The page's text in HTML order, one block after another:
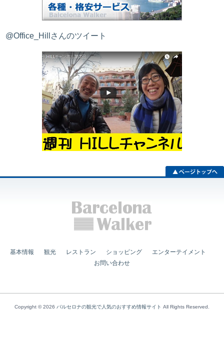
@Office_Hillさんのツイート
基本情報 観光 レストラン ショッピング
エンターテイメント
お問い合わせ
Copyright © 2026 バルセロナの観光で人気のおすすめ情報サイト All Rights Reserved.